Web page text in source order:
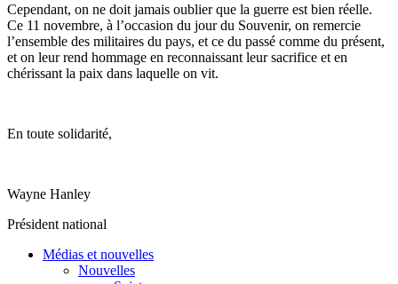
Cependant, on ne doit jamais oublier que la guerre est bien réelle.
Ce 11 novembre, à l’occasion du jour du Souvenir, on remercie
l’ensemble des militaires du pays, et ce du passé comme du présent,
et on leurrend hommage en reconnaissant leursacrifice et en
chérissant la paix dans laquelle on vit.
En toute solidarité,
Wayne Hanley
Président national
Médias et nouvelles
Nouvelles